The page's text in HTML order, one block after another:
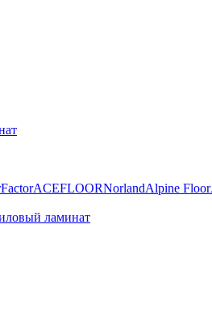
ACEFLOORNorlandAlpine Floor
ламинат